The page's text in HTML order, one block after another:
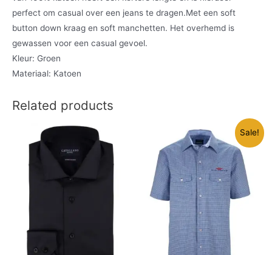
perfect om casual over een jeans te dragen.Met een soft
button down kraag en soft manchetten. Het overhemd is
gewassen voor een casual gevoel.
Kleur: Groen
Materiaal: Katoen
Related products
Sale!